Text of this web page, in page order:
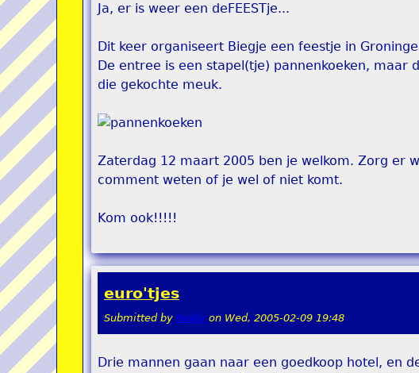
Ja, er is weer een deFEESTje...
Dit keer organiseert Biegje een feestje in
De entree is een stapel(tje) pannenkoeken,
die gekochte meuk.
Zaterdag 12 maart 2005 ben je welkom. Zorg er
comment weten of je wel of niet komt.
Kom ook!!!!!
euro'tjes
Submitted by teddy on Wed, 2005-02-09 19:48
Drie mannen gaan naar een goedkoop hotel, en